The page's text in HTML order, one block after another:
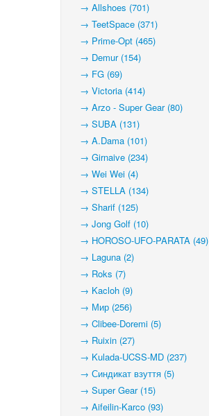
→ Allshoes (701)
→ TeetSpace (371)
→ Prime-Opt (465)
→ Demur (154)
→ FG (69)
→ Victoria (414)
→ Arzo - Super Gear (80)
→ SUBA (131)
→ A.Dama (101)
→ Girnaive (234)
→ Wei Wei (4)
→ STELLA (134)
→ Sharif (125)
→ Jong Golf (10)
→ HOROSO-UFO-PARATA (49)
→ Laguna (2)
→ Roks (7)
→ Kacloh (9)
→ Мир (256)
→ Clibee-Doremi (5)
→ Ruixin (27)
→ Kulada-UCSS-MD (237)
→ Синдикат взуття (5)
→ Super Gear (15)
→ Aifeilin-Karco (93)